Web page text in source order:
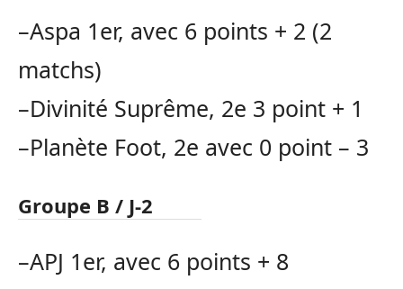
–Aspa 1er, avec 6 points + 2 (2
matchs)
–Divinité Suprême, 2e 3 point + 1
–Planète Foot, 2e avec 0 point – 3
Groupe B / J-2
–APJ 1er, avec 6 points + 8